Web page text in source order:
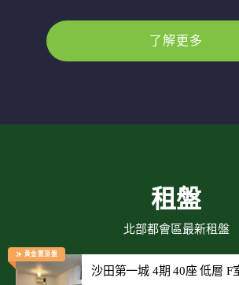
了解更多
租盤
北部都會區最新租盤
黃金置頂盤
沙田第一城 4期 40座 低層 F